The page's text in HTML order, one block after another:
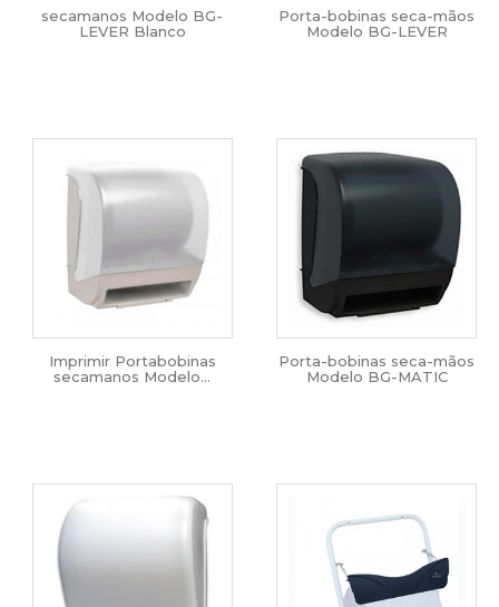
secamanos Modelo BG-
LEVER Blanco
Porta-bobinas seca-mãos
Modelo BG-LEVER
Imprimir Portabobinas
secamanos Modelo...
Porta-bobinas seca-mãos
Modelo BG-MATIC